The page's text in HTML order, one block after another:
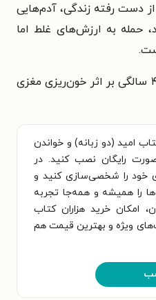
دست رفته زندگی، آدم‌هایی
حمله به ارزش‌های غلط اما
در ۱۵ ژوئیه ۱۹۰۴ در ۴۴ سالگی بر اثر خون‌ریزی مغزی
امید (دو زبانه) و خواندن
رایگان نصب کنید. در
خود را شخصی‌سازی کنید و
را همیشه و همه‌جا تجربه
امکان خرید هزاران کتاب
ویژه و بهترین قیمت هم